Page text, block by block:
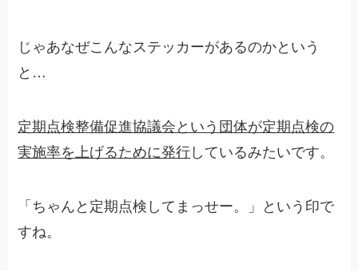
じゃあなぜこんなステッカーがあるのかという
と…
定期点検整備促進協議会という団体が定期点検の
実施率を上げるために発行 しているみたいです。
「ちゃんと定期点検してまっせー。」という印で
すね。